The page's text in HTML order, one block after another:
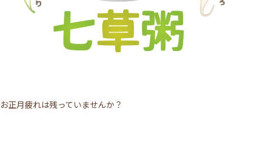
施術について
メニュー
お正月疲れは残っていませんか？